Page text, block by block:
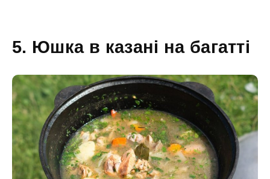
5. Юшка в казані на багатті